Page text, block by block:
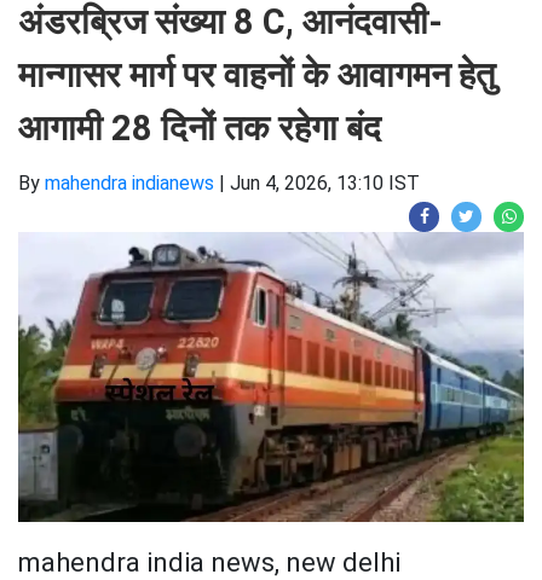
अंडरब्रिज संख्या 8 C, आनंदवासी-
मान्गासर मार्ग पर वाहनों के आवागमन हेतु
आगामी 28 दिनों तक रहेगा बंद
By mahendra indianews | Jun 4, 2026, 13:10 IST
mahendra india news, new delhi